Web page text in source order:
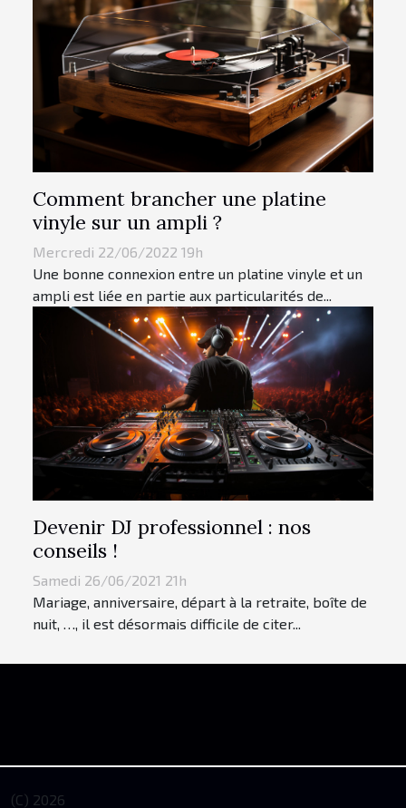
Comment brancher une platine
vinyle sur un ampli ?
Mercredi 22/06/2022 19h
Une bonne connexion entre un platine vinyle et un
ampli est liée en partie aux particularités de...
Devenir DJ professionnel : nos
conseils !
Samedi 26/06/2021 21h
Mariage, anniversaire, départ à la retraite, boîte de
nuit, …, il est désormais difficile de citer...
(C) 2026